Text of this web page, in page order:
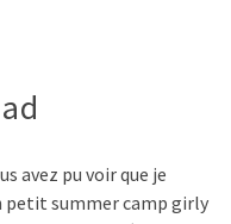
avez pu voir que je
petit summer camp girly